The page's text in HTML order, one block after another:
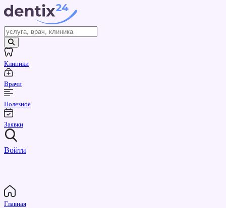
Клиники
Врачи
Полезное
Заявки
Войти
Главная